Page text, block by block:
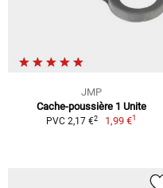
JMP
Cache-poussière 1 Unite
PVC 2,17 €2 1,99 €1